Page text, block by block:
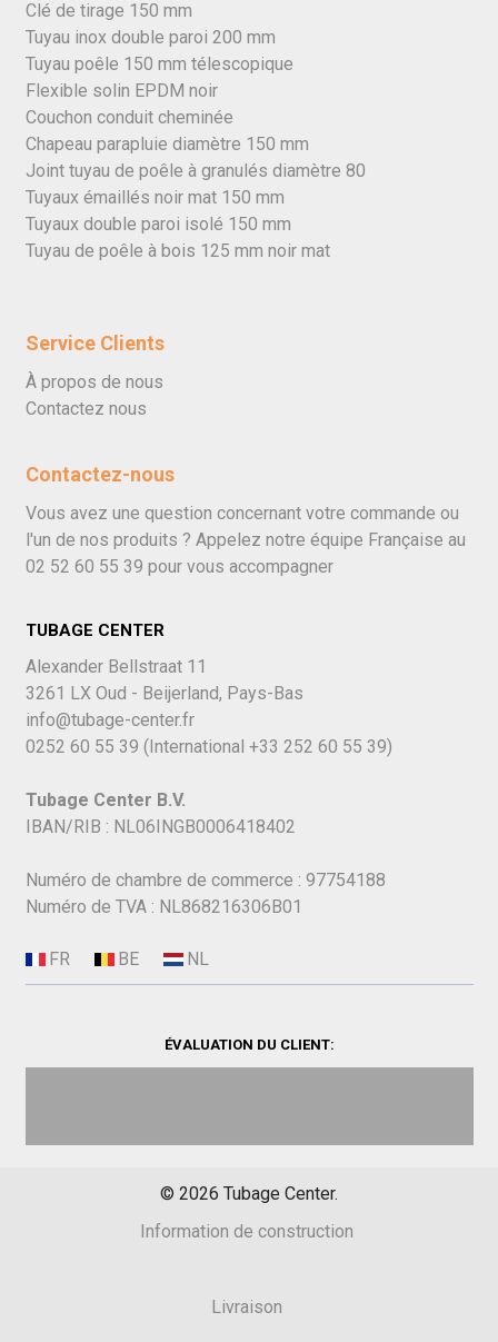
Clé de tirage 150 mm
Tuyau inox double paroi 200 mm
Tuyau poêle 150 mm télescopique
Flexible solin EPDM noir
Couchon conduit cheminée
Chapeau parapluie diamètre 150 mm
Joint tuyau de poêle à granulés diamètre 80
Tuyaux émaillés noir mat 150 mm
Tuyaux double paroi isolé 150 mm
Tuyau de poêle à bois 125 mm noir mat
Service Clients
À propos de nous
Contactez nous
Contactez-nous
Vous avez une question concernant votre commande ou
l'un de nos produits ? Appelez notre équipe Française au
02 52 60 55 39 pour vous accompagner
TUBAGE CENTER
Alexander Bellstraat 11
3261 LX Oud - Beijerland, Pays-Bas
info@tubage-center.fr
0252 60 55 39 (International +33 252 60 55 39)
Tubage Center B.V.
IBAN/RIB : NL06INGB0006418402
Numéro de chambre de commerce : 97754188
Numéro de TVA : NL868216306B01
ÉVALUATION DU CLIENT:
© 2026 Tubage Center.
Information de construction
Livraison